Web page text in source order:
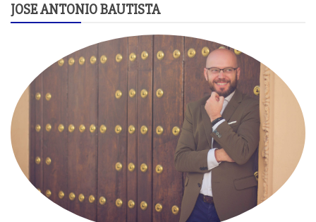
JOSE ANTONIO BAUTISTA